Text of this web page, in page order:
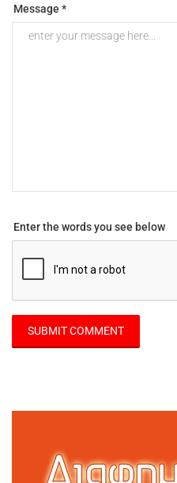
Message *
Enter the words you see below